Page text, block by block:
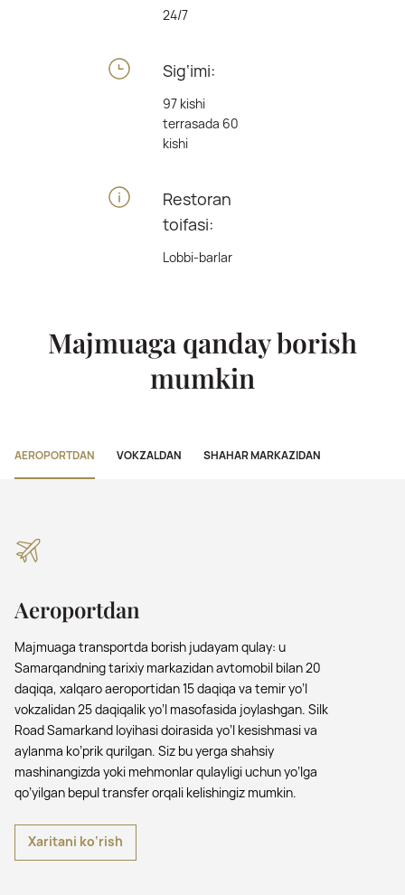
24/7
Sig‘imi:
97 kishi
terrasada 60
kishi
Restoran
toifasi:
Lobbi-barlar
Majmuaga qanday borish
mumkin
AEROPORTDAN VOKZALDAN SHAHAR MARKAZIDAN
Aeroportdan
Majmuaga transportda borish judayam qulay: u
Samarqandning tarixiy markazidan avtomobil bilan 20
daqiqa, xalqaro aeroportidan 15 daqiqa va temir yo’l
vokzalidan 25 daqiqalik yo’l masofasida joylashgan. Silk
Road Samarkand loyihasi doirasida yo’l kesishmasi va
aylanma ko’prik qurilgan. Siz bu yerga shahsiy
mashinangizda yoki mehmonlar qulayligi uchun yo’lga
qo’yilgan bepul transfer orqali kelishingiz mumkin.
Xaritani ko‘rish